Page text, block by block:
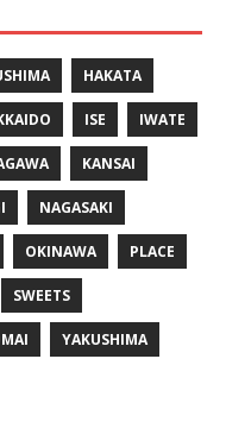
HAKATA
ISE IWATE
KANSAI
NAGASAKI
OKINAWA PLACE
SWEETS
YAKUSHIMA